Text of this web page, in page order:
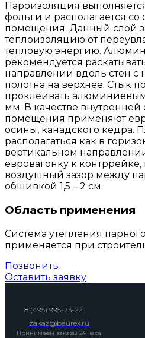
Пароизоляция
фольги и располагается
помещения. Данный слой
теплоизоляцию от
тепловую энергию.
рекомендуется
направлении вдоль стен с
полотна на верхнее. Стык
проклеивать
мм. В качестве внутренней
помещения применяют
осины, канадского кедра.
располагаться как в
вертикальном
евровагонку к контррейке,
воздушный зазор между
обшивкой 1,5 – 2 см.
Область применения
Система утепления
применяется при
Позвонить
Оставить заявку
8 (495) 995-23-22
zakaz@baurex.ru
Принимаем заказы 24 часа